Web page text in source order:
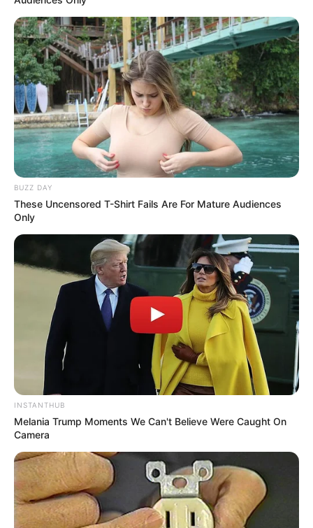
Strudel mit kirschfullung
Knoblauchpilze in Parmesankäse
Search
Search
All
Rezepte
BUZZ DAY
These Uncensored T-Shirt Fails Are For Mature Audiences
Only
INSTANTHUB
Melania Trump Moments We Can't Believe Were Caught On
Camera